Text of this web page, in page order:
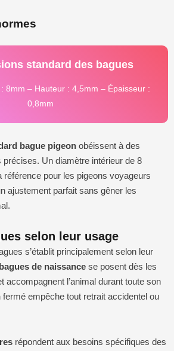
standard des bagues
8mm – Hauteur : 4,5mm – Épaisseur :
0,8mm
bague pigeon obéissent à des
précises. Un diamètre intérieur de 8
référence pour les pigeons voyageurs
ajustement parfait sans gêner les
selon leur usage
s’établit principalement selon leur
bagues de naissance se posent dès les
accompagnent l’animal durant toute son
empêche tout retrait accidentel ou
répondent aux besoins spécifiques des